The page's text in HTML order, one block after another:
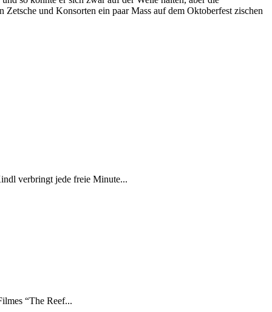
Zetsche und Konsorten ein paar Mass auf dem Oktoberfest zischen
verbringt jede freie Minute...
“The Reef...